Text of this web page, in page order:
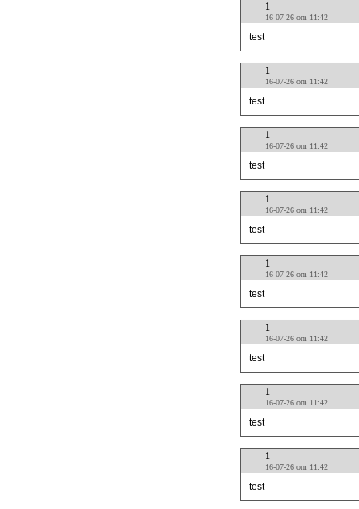
1
16-07-26 om 11:42
test
1
16-07-26 om 11:42
test
1
16-07-26 om 11:42
test
1
16-07-26 om 11:42
test
1
16-07-26 om 11:42
test
1
16-07-26 om 11:42
test
1
16-07-26 om 11:42
test
1
16-07-26 om 11:42
test